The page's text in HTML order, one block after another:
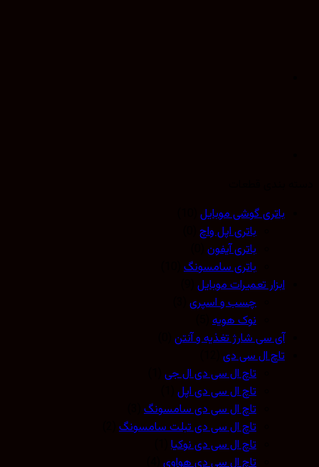
باتری گوشی موبایل(10)
باتری اپل واچ(0)
باتری آیفون(0)
باتری سامسونگ(10)
ابزار تعمیرات موبایل(9)
چسب و اسپری(3)
نوک هویه(5)
آی سی شارژ تغذیه و آنتن(0)
تاچ ال سی دی(12)
تاچ ال سی دی ال جی(1)
تاچ ال سی دی اپل(1)
تاچ ال سی دی سامسونگ(3)
تاچ ال سی دی تبلت سامسونگ(2)
تاچ ال سی دی نوکیا (1)
تاچ ال سی دی هواوی(4)